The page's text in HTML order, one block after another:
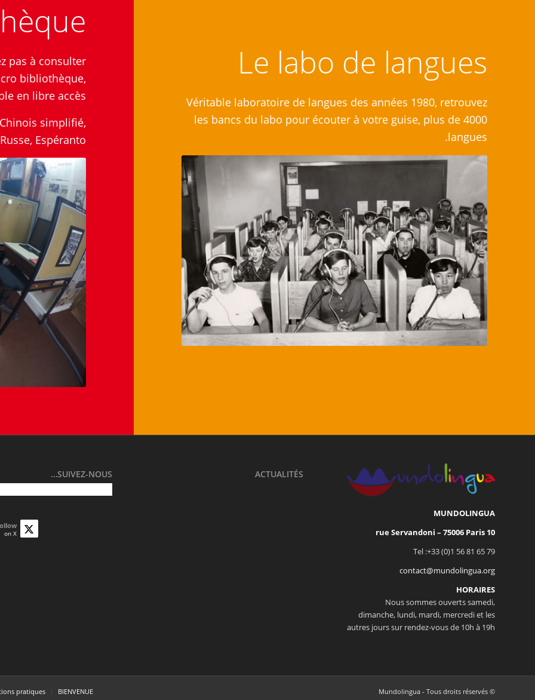
Le labo de langues
Véritable laboratoire de langues des années 1980, retrouvez
les bancs du labo pour écouter à votre guise, plus de 4000
langues.
pas à consulter
bibliothèque,
en libre accès.
simplifié,
Espéranto
MUNDOLINGUA
10 rue Servandoni – 75006 Paris
Tel :+33 (0)1 56 81 65 79
contact@mundolingua.org
HORAIRES
Nous sommes ouverts samedi,
dimanche, lundi, mardi, mercredi et les
autres jours sur rendez-vous de 10h à 19h
ACTUALITÉS
SUIVEZ-NOUS…
on X
© Mundolingua - Tous droits réservés
BIENVENUE
pratiques